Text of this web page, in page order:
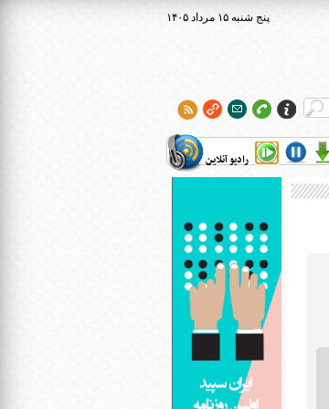
۱۴۰۵ پنج شنبه ۱۵ مرداد
رادیو آنلاین